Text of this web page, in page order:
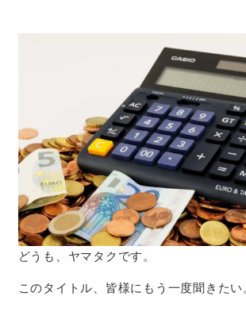
どうも、ヤマタクです。
このタイトル、皆様にもう一度聞きたい